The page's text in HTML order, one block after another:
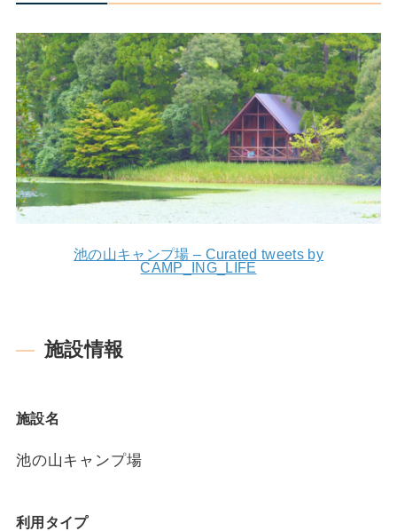
池の山キャンプ場 – Curated tweets by
CAMP_ING_LIFE
施設情報
施設名
池の山キャンプ場
利用タイプ